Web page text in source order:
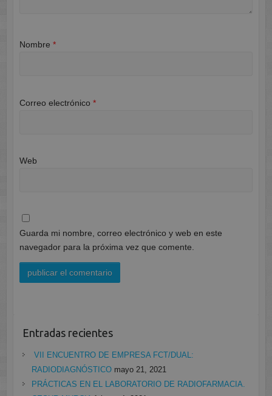
Nombre *
Correo electrónico *
Web
Guarda mi nombre, correo electrónico y web en este
navegador para la próxima vez que comente.
Entradas recientes
VII ENCUENTRO DE EMPRESA FCT/DUAL:
RADIODIAGNÓSTICO mayo 21, 2021
PRÁCTICAS EN EL LABORATORIO DE RADIOFARMACIA.